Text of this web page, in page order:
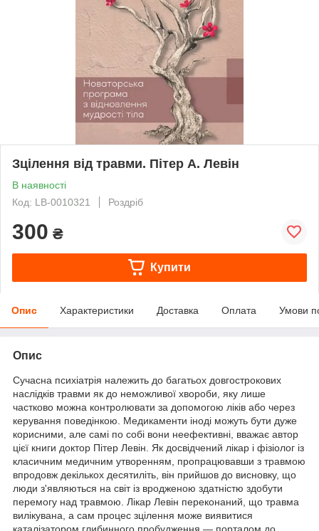
Зцілення від травми. Пітер А. Левін
В наявності
Код: LB-0010321
Роздріб
300 ₴
Купити
Опис Характеристики Доставка Оплата Умови
Опис
Сучасна психіатрія належить до багатьох довгострокових
наслідків травми як до неможливої хвороби, яку лише
частково можна контролювати за допомогою ліків або через
керування поведінкою. Медикаменти іноді можуть бути дуже
корисними, але самі по собі вони неефективні, вважає автор
цієї книги доктор Пітер Левін. Як досвідчений лікар і фізіолог із
класичним медичним утворенням, пропрацювавши з травмою
впродовж декількох десятиліть, він прийшов до висновку, що
люди з'являються на світ із вродженою здатністю здобути
перемогу над травмою. Лікар Левін переконаний, що травма
вилікувана, а сам процес зцілення може виявитися
каталізатором глибинного пробудження — порталом до